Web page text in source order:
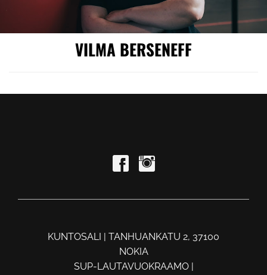
VILMA BERSENEFF
KUNTOSALI | TANHUANKATU 2, 37100
NOKIA
SUP-LAUTAVUOKRAAMO |